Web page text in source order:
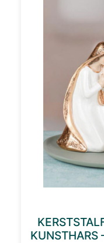
KUNSTHARS